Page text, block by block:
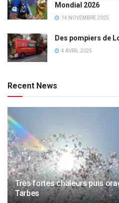
Mondial 2026
14 NOVEMBRE 2025
Des pompiers de
4 AVRIL 2025
Recent News
Très fortes chaleurs puis
Tarbes